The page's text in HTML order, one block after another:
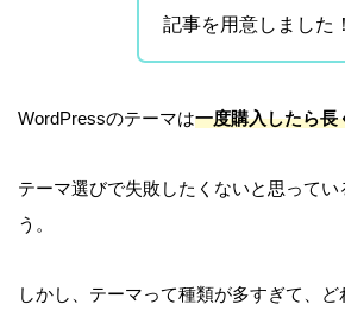
記事を用意しました！
WordPressのテーマは一度購入したら長
テーマ選びで失敗したくないと思ってい
う。
しかし、テーマって種類が多すぎて、